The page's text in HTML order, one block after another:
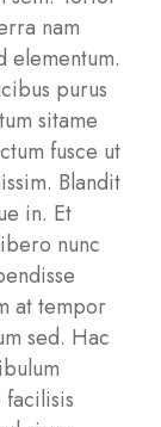
nam
elementum.
purus
sitame
fusce ut
Blandit
in. Et
nunc
at tempor
sed. Hac